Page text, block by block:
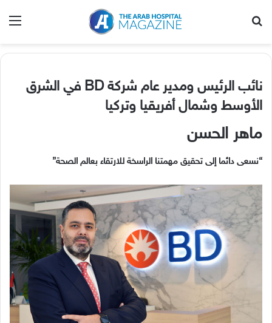
نائب الرئيس ومدير عام شركةBD
في الشرق
الأوسط وشمال أفريقيا وتركيا
ماهر الحسن
“نسعى دائما إلى تحقيق مهمتنا الراسخة للارتقاء بعالم الصحة”